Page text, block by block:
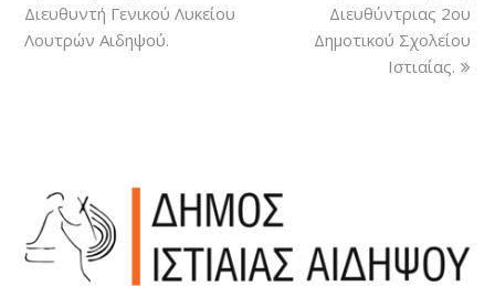
Διευθυντή Γενικού Λυκείου
Λουτρών Αιδηψού.
Διευθύντριας 2ου
Δημοτικού Σχολείου
Ιστιαίας.